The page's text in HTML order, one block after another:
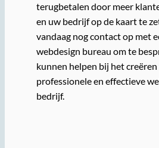
terugbetalen door meer
en uw bedrijf op de kaart te
vandaag nog contact op met
webdesign bureau om te
kunnen helpen bij het creëren
professionele en effectieve
bedrijf.